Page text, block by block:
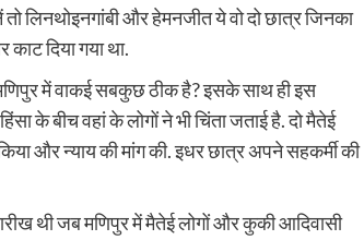
लिनथोइनगांबी और हेमनजीत ये वो दो छात्र जिनका
दिया गया था.
में वाकई सबकुछ ठीक है? इसके साथ ही इस
के बीच वहां के लोगों ने भी चिंता जताई है. दो मैतेई
और न्याय की मांग की. इधर छात्र अपने सहकर्मी की
थी जब मणिपुर में मैतेई लोगों और कुकी आदिवासी